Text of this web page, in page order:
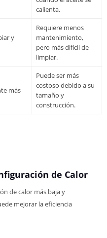
calienta.
y
Requiere menos
mantenimiento,
pero más difícil de
limpiar.
más
Puede ser más
costoso debido a su
tamaño y
construcción.
de Calor
de calor más baja y
mejorar la eficiencia